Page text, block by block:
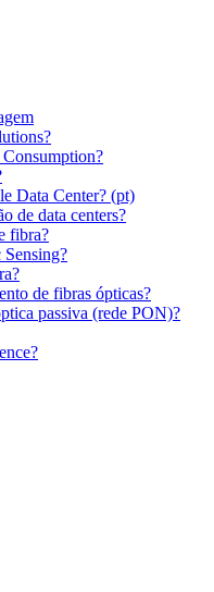
Data Center? (pt)
de data centers?
fibra?
de fibras ópticas?
passiva (rede PON)?